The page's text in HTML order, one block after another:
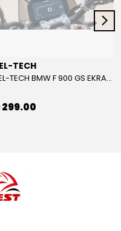
TECH
AEL-TECH BMW F 900 GS EKRAN/GÖSTERGE KORUYUCU 2024-2025